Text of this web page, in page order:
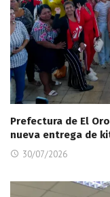
Prefectura de El
nueva entrega de
30/07/2026